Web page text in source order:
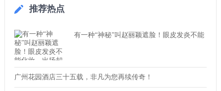
推荐热点
有一种“神秘”叫赵丽颖遮脸！眼皮发炎不能
广州花园酒店三十五载，非凡为您再续传奇！